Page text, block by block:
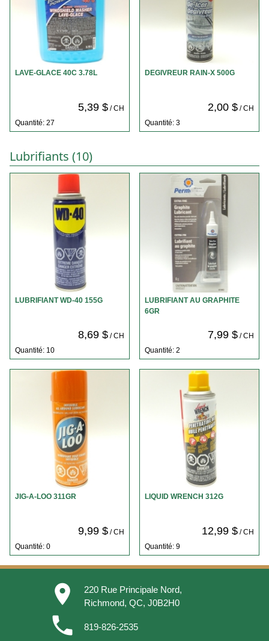
LAVE-GLACE 40C 3.78L
5,39 $/ CH
Quantité: 27
DEGIVREUR RAIN-X 500G
2,00 $/ CH
Quantité: 3
Lubrifiants (10)
LUBRIFIANT WD-40 155G
8,69 $/ CH
Quantité: 10
LUBRIFIANT AU GRAPHITE
6GR
7,99 $/ CH
Quantité: 2
JIG-A-LOO 311GR
9,99 $/ CH
Quantité: 0
LIQUID WRENCH 312G
12,99 $/ CH
Quantité: 9
place
220 Rue Principale Nord,
Richmond, QC, J0B2H0
phone 819-826-2535